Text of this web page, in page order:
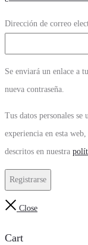
Dirección de correo
Se enviará un enlace a
nueva contraseña.
Tus datos personales
experiencia en esta
descritos en nuestra
Registrarse
Close
Cart